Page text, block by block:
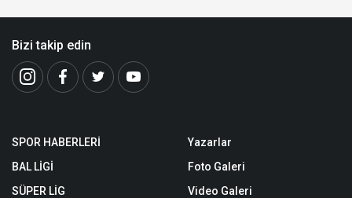
Bizi takip edin
SPOR HABERLERİ
BAL LİGİ
SÜPER LİG
Yazarlar
Foto Galeri
Video Galeri